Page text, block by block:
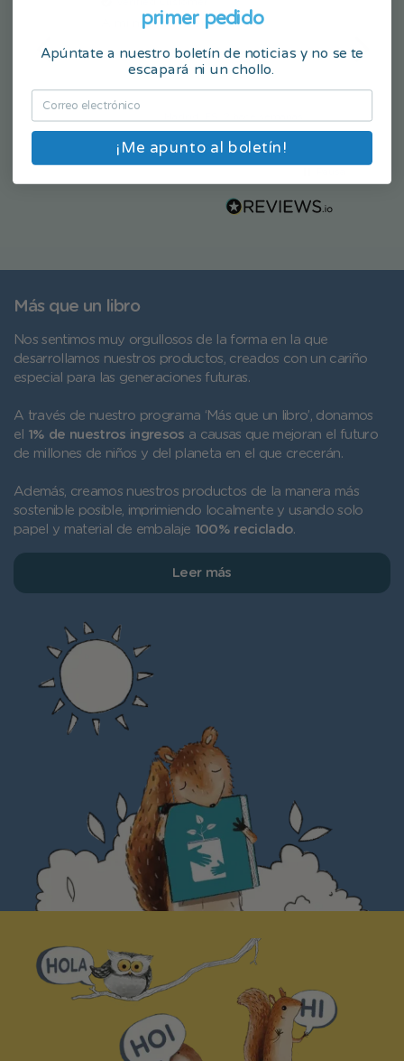
A mi marido le encantó
Más que un libro
Nos sentimos muy orgullosos de la forma en la que
desarrollamos nuestros productos, creados con un cariño
especial para las generaciones futuras.
A través de nuestro programa ‘Más que un libro’, donamos
el 1% de nuestros ingresos a causas que mejoran el futuro
de millones de niños y del planeta en el que crecerán.
Además, creamos nuestros productos de la manera más
sostenible posible, imprimiendo localmente y usando solo
papel y material de embalaje 100% reciclado.
Leer más
primer pedido
Apúntate a nuestro boletín de noticias y no se te
escapará ni un chollo.
¡Me apunto al boletín!